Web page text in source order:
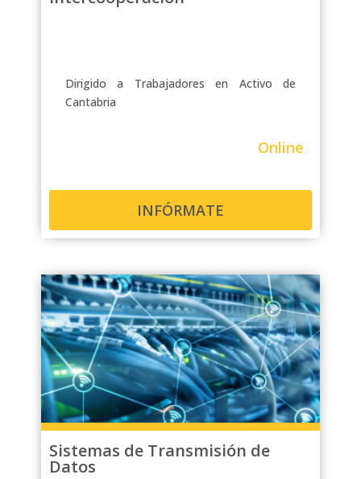
Dirigido a Trabajadores en Activo de
Cantabria
Online
INFÓRMATE
Sistemas de Transmisión de
Datos